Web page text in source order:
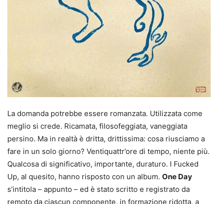
La domanda potrebbe essere romanzata. Utilizzata come
meglio si crede. Ricamata, filosofeggiata, vaneggiata
persino. Ma in realtà è dritta, drittissima: cosa riusciamo a
fare in un solo giorno? Ventiquattr’ore di tempo, niente più.
Qualcosa di significativo, importante, duraturo. I Fucked
Up, al quesito, hanno risposto con un album. One Day
s’intitola – appunto – ed è stato scritto e registrato da
remoto da ciascun componente, in formazione ridotta, a